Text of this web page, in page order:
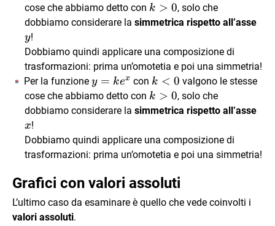
cose che abbiamo detto con k>0
k > 0, solo che
dobbiamo considerare la simmetrica rispetto all’asse
y!
Dobbiamo quindi applicare una composizione di
trasformazioni: prima un’omotetia e poi una simmetria!
Per la funzione y=ke^x
y = kex con k<0
k < 0 valgono le stesse
cose che abbiamo detto con k>0
k > 0, solo che
dobbiamo considerare la simmetrica rispetto all’asse
x!
Dobbiamo quindi applicare una composizione di
trasformazioni: prima un’omotetia e poi una simmetria!
Grafici con valori assoluti
L’ultimo caso da esaminare è quello che vede coinvolti i
valori assoluti.